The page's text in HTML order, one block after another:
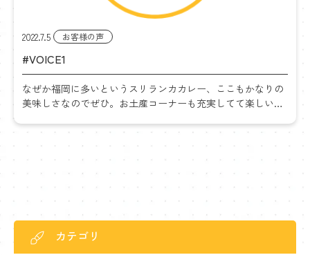
2022.7.5 お客様の声
#VOICE1
なぜか福岡に多いというスリランカカレー、ここもかなりの
美味しさなのでぜひ。お土産コーナーも充実してて楽しい。
にイベントとかやってるみたいなので、ツイッターをフォロ
ーす […]
カテゴリ